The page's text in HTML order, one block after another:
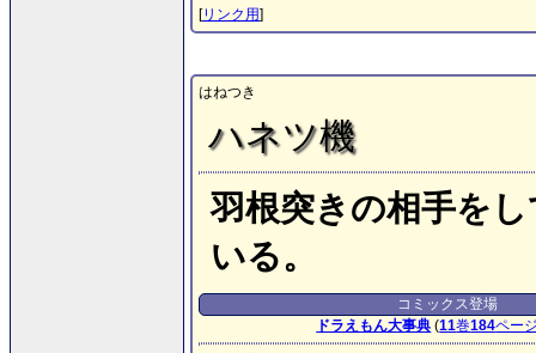
[リンク用]
はねつき
ハネツ機
羽根突きの相手を
いる。
コミックス登場
ドラえもん大事典 (11巻184ペー